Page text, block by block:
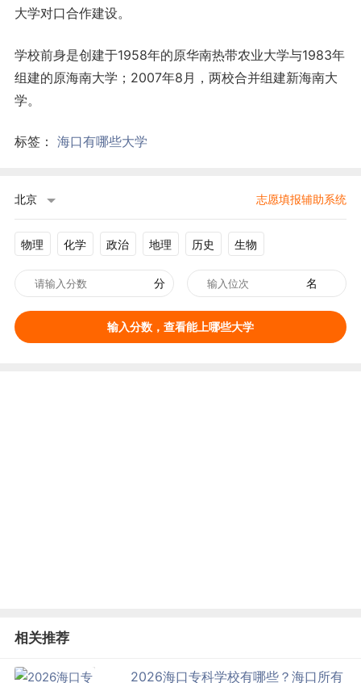
大学对口合作建设。
学校前身是创建于1958年的原华南热带农业大学与1983年
组建的原海南大学；2007年8月，两校合并组建新海南大
学。
标签： 海口有哪些大学
北京 志愿填报辅助系统
物理 化学 政治 地理 历史 生物
分 名
输入分数，查看能上哪些大学
相关推荐
2026海口专科学校有哪些？海口所有